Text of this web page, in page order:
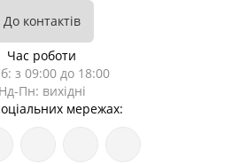
До контактів
Час роботи
з 09:00 до 18:00
Нд-Пн: вихідні
мережах: